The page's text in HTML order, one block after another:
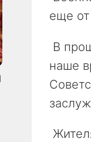
еще от
В
наше